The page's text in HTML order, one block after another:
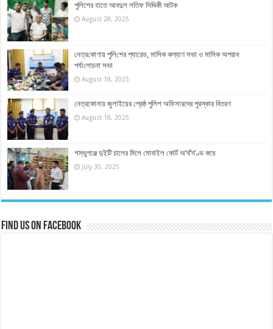
পুলিশের হাতে আবদুল লতিফ সিদ্দিকী আটক
August 28, 2025
নেত্র‌কোণায় পু‌লি‌শের প্যারেড, মাসিক কল্যাণ সভা ও মাসিক অপরাধ
পর্যা‌লোচনা সভা
August 18, 2025
নেত্রকোনায় জুলাইয়ের শ্রেষ্ঠ পুলিশ অফিসারদের পুরস্কার বিতরণ
August 18, 2025
শম্ভুগঞ্জে দুইটি চালের মিলে মোবাইল কোর্ট অ’র্থ’দ’ণ্ড করে
July 30, 2025
Find us on Facebook